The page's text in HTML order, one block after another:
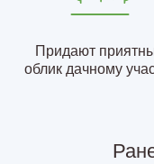
Придают
облик дачному